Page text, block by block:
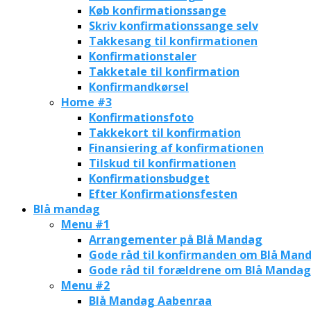
Køb konfirmationssange
Skriv konfirmationssange selv
Takkesang til konfirmationen
Konfirmationstaler
Takketale til konfirmation
Konfirmandkørsel
Home #3
Konfirmationsfoto
Takkekort til konfirmation
Finansiering af konfirmationen
Tilskud til konfirmationen
Konfirmationsbudget
Efter Konfirmationsfesten
Blå mandag
Menu #1
Arrangementer på Blå Mandag
Gode råd til konfirmanden om Blå
Gode råd til forældrene om Blå Mandag
Menu #2
Blå Mandag Aabenraa